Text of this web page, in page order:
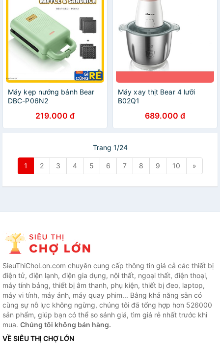
Máy kẹp nướng bánh Bear
DBC-P06N2
219.000 đ
Máy xay thịt Bear 4 lưỡi
B02Q1
689.000 đ
Trang 1/24
1 2 3 4 5 6 7 8 9 10 »
SieuThiChoLon.com chuyên cung cấp thông tin giá cả các thiết bị
điện tử, điện lạnh, điện gia dụng, nội thất, ngoại thất, điện thoại,
máy tính bảng, thiết bị âm thanh, phụ kiện, thiết bị đeo, laptop,
máy vi tính, máy ảnh, máy quay phim... Bằng khả năng sẵn có
cùng sự nỗ lực không ngừng, chúng tôi đã tổng hợp hơn 526000
sản phẩm, giúp bạn có thể so sánh giá, tìm giá rẻ nhất trước khi
mua. Chúng tôi không bán hàng.
VỀ SIÊU THỊ CHỢ LỚN